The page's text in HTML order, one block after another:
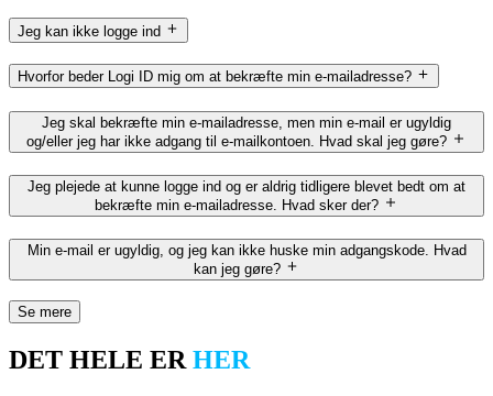
Jeg kan ikke logge ind
Hvorfor beder Logi ID mig om at bekræfte min e-mailadresse?
Jeg skal bekræfte min e-mailadresse, men min e-mail er ugyldig
og/eller jeg har ikke adgang til e-mailkontoen. Hvad skal jeg gøre?
Jeg plejede at kunne logge ind og er aldrig tidligere blevet bedt om at
bekræfte min e-mailadresse. Hvad sker der?
Min e-mail er ugyldig, og jeg kan ikke huske min adgangskode. Hvad
kan jeg gøre?
Se mere
DET HELE ERHER